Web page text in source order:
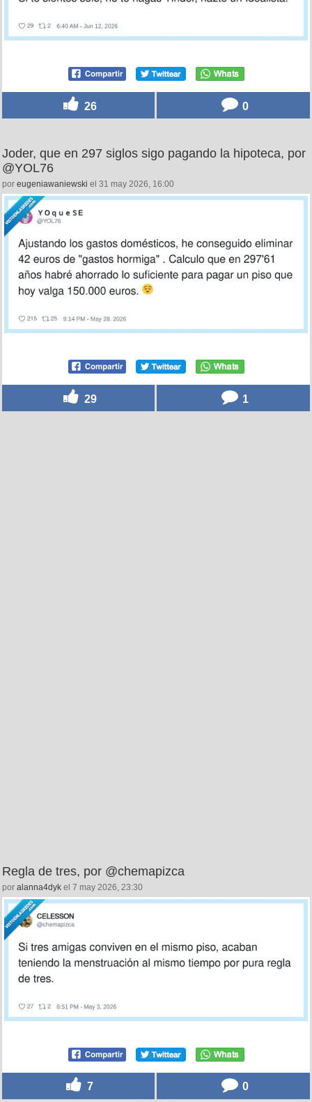
26 0
Joder, que en 297 siglos sigo pagando la hipoteca, por
@YOL76
por eugeniawaniewski el 31 may 2026, 16:00
29 1
Regla de tres, por @chemapizca
por alanna4dyk el 7 may 2026, 23:30
7 0